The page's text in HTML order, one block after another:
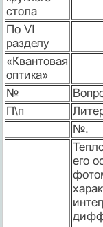
стола
По VI
разделу
«Квантовая
оптика»
№
П\п
№.
его